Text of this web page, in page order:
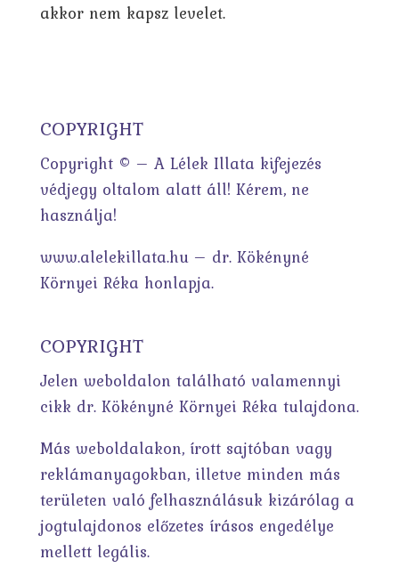
akkor nem kapsz levelet.
COPYRIGHT
Copyright © – A Lélek Illata kifejezés
védjegy oltalom alatt áll! Kérem, ne
használja!
www.alelekillata.hu – dr. Kökényné
Környei Réka honlapja.
COPYRIGHT
Jelen weboldalon található valamennyi
cikk dr. Kökényné Környei Réka tulajdona.
Más weboldalakon, írott sajtóban vagy
reklámanyagokban, illetve minden más
területen való felhasználásuk kizárólag a
jogtulajdonos előzetes írásos engedélye
mellett legális.